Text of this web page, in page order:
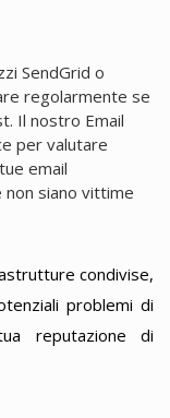
SendGrid o
regolarmente se
Il nostro Email
per valutare
email
non siano vittime
condivise,
problemi di
reputazione di